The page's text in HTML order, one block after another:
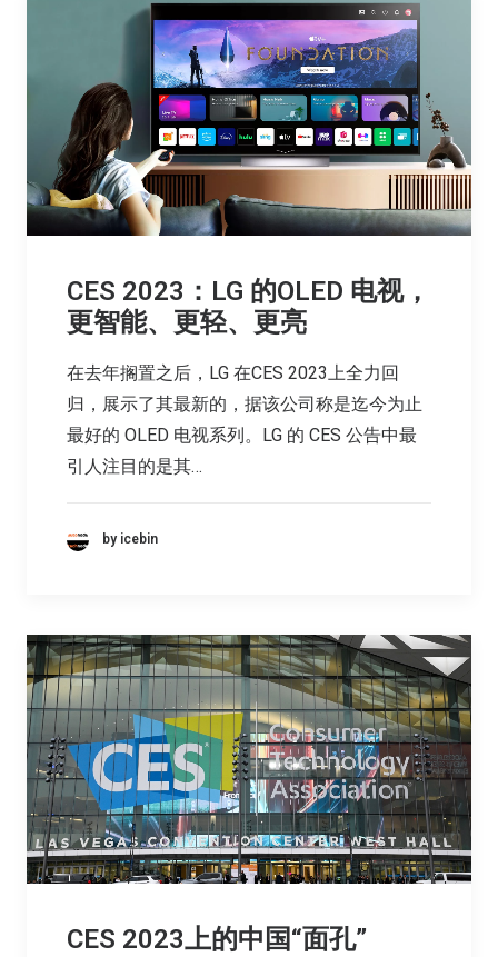
CES 2023：LG 的OLED 电视，
更智能、更轻、更亮
在去年搁置之后，LG 在CES 2023上全力回
归，展示了其最新的，据该公司称是迄今为止
最好的 OLED 电视系列。LG 的 CES 公告中最
引人注目的是其…
by icebin
CES 2023上的中国“面孔”